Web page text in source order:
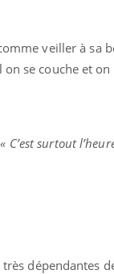
veiller à
se couche et
« C’est surtout
dépendantes